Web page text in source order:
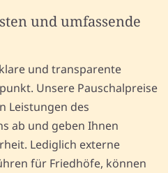
und umfassende
und transparente
Unsere Pauschalpreise
Leistungen des
ab und geben Ihnen
Lediglich externe
für Friedhöfe, können